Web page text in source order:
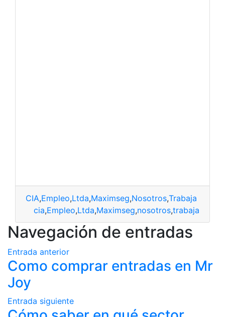
CIA,Empleo,Ltda,Maximseg,Nosotros,Trabaja
cia,Empleo,Ltda,Maximseg,nosotros,trabaja
Navegación de entradas
Entrada anterior
Como comprar entradas en Mr
Joy
Entrada siguiente